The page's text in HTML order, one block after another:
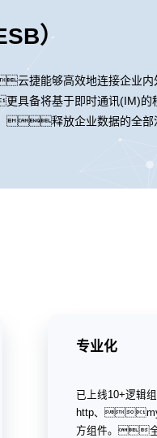
）
云捷能够高效地连接企
备将基于即时通讯(IM)的
释放企业数据的全
专业化
已上线10+逻辑
http、
方组件。